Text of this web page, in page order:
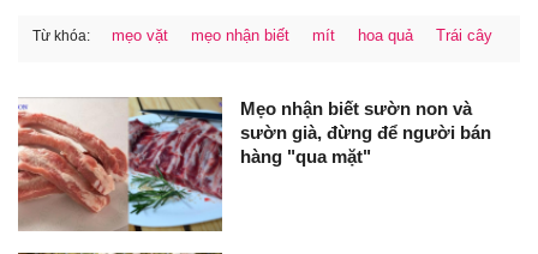
Từ khóa: mẹo vặt mẹo nhận biết mít hoa quả Trái cây
Mẹo nhận biết sườn non và
sườn già, đừng để người bán
hàng "qua mặt"